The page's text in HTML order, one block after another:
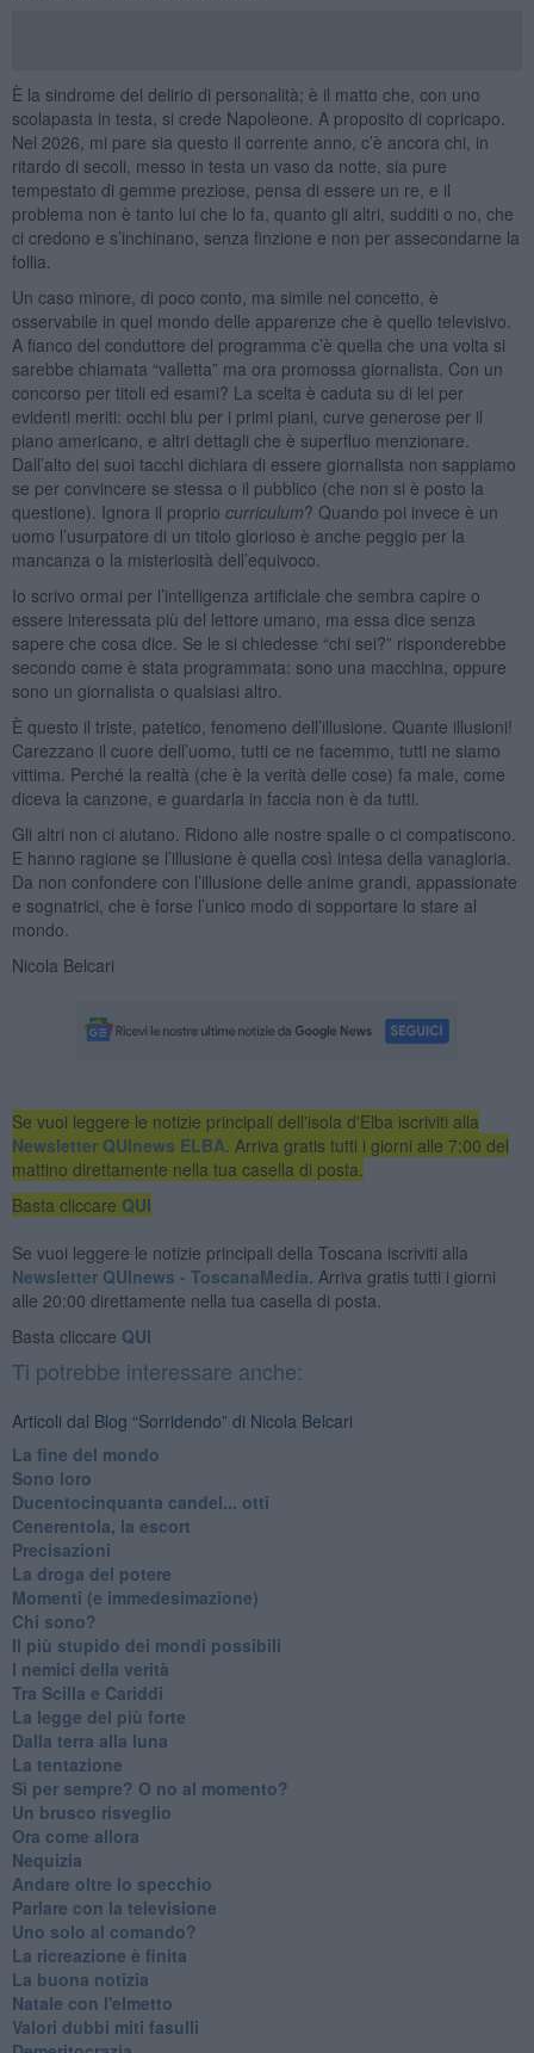
È la sindrome del delirio di personalità; è il matto che, con uno
scolapasta in testa, si crede Napoleone. A proposito di copricapo.
Nel 2026, mi pare sia questo il corrente anno, c’è ancora chi, in
ritardo di secoli, messo in testa un vaso da notte, sia pure
tempestato di gemme preziose, pensa di essere un re, e il
problema non è tanto lui che lo fa, quanto gli altri, sudditi o no, che
ci credono e s’inchinano, senza finzione e non per assecondarne la
follia.
Un caso minore, di poco conto, ma simile nel concetto, è
osservabile in quel mondo delle apparenze che è quello televisivo.
A fianco del conduttore del programma c’è quella che una volta si
sarebbe chiamata “valletta” ma ora promossa giornalista. Con un
concorso per titoli ed esami? La scelta è caduta su di lei per
evidenti meriti: occhi blu per i primi piani, curve generose per il
piano americano, e altri dettagli che è superfluo menzionare.
Dall’alto dei suoi tacchi dichiara di essere giornalista non sappiamo
se per convincere se stessa o il pubblico (che non si è posto la
questione). Ignora il proprio curriculum? Quando poi invece è un
uomo l’usurpatore di un titolo glorioso è anche peggio per la
mancanza o la misteriosità dell’equivoco.
Io scrivo ormai per l’intelligenza artificiale che sembra capire o
essere interessata più del lettore umano, ma essa dice senza
sapere che cosa dice. Se le si chiedesse “chi sei?” risponderebbe
secondo come è stata programmata: sono una macchina, oppure
sono un giornalista o qualsiasi altro.
È questo il triste, patetico, fenomeno dell’illusione. Quante illusioni!
Carezzano il cuore dell’uomo, tutti ce ne facemmo, tutti ne siamo
vittima. Perché la realtà (che è la verità delle cose) fa male, come
diceva la canzone, e guardarla in faccia non è da tutti.
Gli altri non ci aiutano. Ridono alle nostre spalle o ci compatiscono.
E hanno ragione se l’illusione è quella così intesa della vanagloria.
Da non confondere con l’illusione delle anime grandi, appassionate
e sognatrici, che è forse l’unico modo di sopportare lo stare al
mondo.
Nicola Belcari
Se vuoi leggere le notizie principali dell'isola d'Elba iscriviti alla
Newsletter QUInews ELBA. Arriva gratis tutti i giorni alle 7:00 del
mattino direttamente nella tua casella di posta.
Basta cliccare QUI
Se vuoi leggere le notizie principali della Toscana iscriviti alla
Newsletter QUInews - ToscanaMedia. Arriva gratis tutti i giorni
alle 20:00 direttamente nella tua casella di posta.
Basta cliccare QUI
Ti potrebbe interessare anche:
Articoli dal Blog “Sorridendo” di Nicola Belcari
La fine del mondo
Sono loro
Ducentocinquanta candel... otti
Cenerentola, la escort
Precisazioni
La droga del potere
Momenti (e immedesimazione)
Chi sono?
Il più stupido dei mondi possibili
I nemici della verità
Tra Scilla e Cariddi
La legge del più forte
Dalla terra alla luna
La tentazione
​Sì per sempre? O no al momento?
Un brusco risveglio
Ora come allora
Nequizia
Andare oltre lo specchio
Parlare con la televisione
Uno solo al comando?
La ricreazione è finita
La buona notizia
Natale con l'elmetto
Valori dubbi miti fasulli